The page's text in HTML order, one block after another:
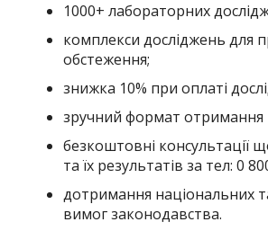
1000+ лабораторних
комплекси досліджень для
обстеження;
знижка 10% при оплаті
зручний формат отримання
безкоштовні консультації
та їх результатів за тел: 0
дотримання національних
вимог законодавства.